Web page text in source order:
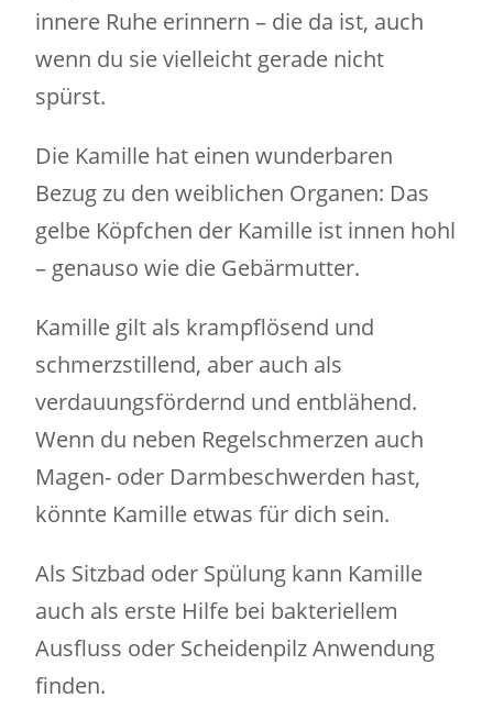
innere Ruhe erinnern – die da ist, auch
wenn du sie vielleicht gerade nicht
spürst.
Die Kamille hat einen wunderbaren
Bezug zu den weiblichen Organen: Das
gelbe Köpfchen der Kamille ist innen hohl
– genauso wie die Gebärmutter.
Kamille gilt als krampflösend und
schmerzstillend, aber auch als
verdauungsfördernd und entblähend.
Wenn du neben Regelschmerzen auch
Magen- oder Darmbeschwerden hast,
könnte Kamille etwas für dich sein.
Als Sitzbad oder Spülung kann Kamille
auch als erste Hilfe bei bakteriellem
Ausfluss oder Scheidenpilz Anwendung
finden.